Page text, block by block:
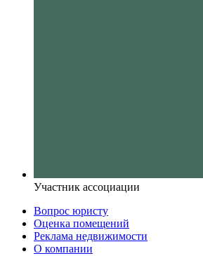
Участник ассоциации
Вопрос юристу
Оценка помещений
Реклама недвижимости
О компании